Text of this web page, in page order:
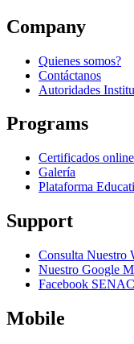
Company
Quienes somos?
Contáctanos
Autoridades
Programs
Certificados online
Galería
Plataforma
Support
Consulta Nuestro
Nuestro Google
Facebook SENAC
Mobile